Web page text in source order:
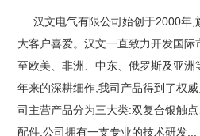
汉文电气有限公司始创于2000年,
大客户喜爱。汉文一直致力开发国
至欧美、非洲、中东、俄罗斯及亚洲
年来的深耕细作,我司产品得到了
司主营产品分为三大类:双复合银触
配件.公司拥有一支专业的技术研发...